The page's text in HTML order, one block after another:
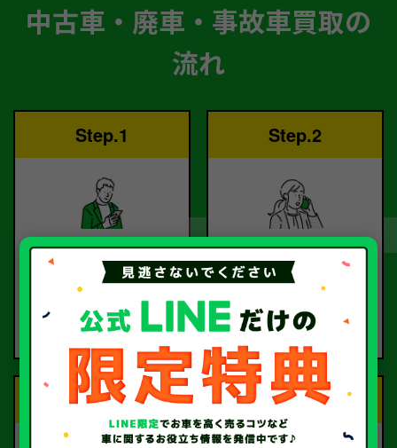
中古車・廃車・事故車買取の
流れ
Step.1
ご依頼
お電話または査定フォー
ムより
ご依頼ください。
Step.2
査定
査定のプロが
お電話で回答いたしま
す。
Step.3 Step.4